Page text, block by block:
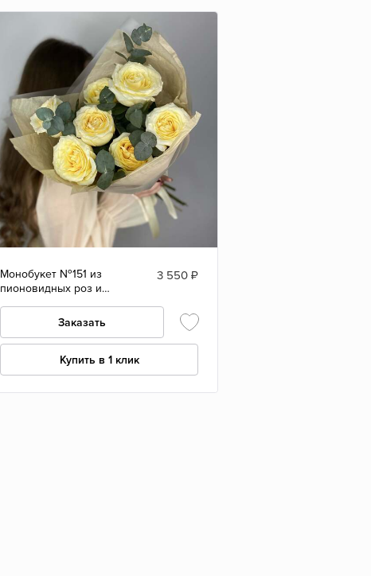
Монобукет №151 из
пионовидных роз и
3 550₽
Заказать
Купить в 1 клик